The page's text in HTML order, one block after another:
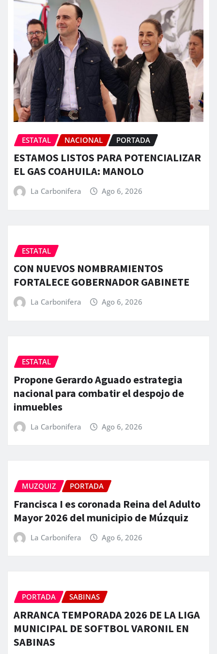
ESTATAL NACIONAL PORTADA
ESTAMOS LISTOS PARA POTENCIALIZAR
EL GAS COAHUILA: MANOLO
La Carbonifera Ago 6, 2026
ESTATAL
CON NUEVOS NOMBRAMIENTOS
FORTALECE GOBERNADOR GABINETE
La Carbonifera Ago 6, 2026
ESTATAL
Propone Gerardo Aguado estrategia
nacional para combatir el despojo de
inmuebles
La Carbonifera Ago 6, 2026
MUZQUIZ PORTADA
Francisca I es coronada Reina del Adulto
Mayor 2026 del municipio de Múzquiz
La Carbonifera Ago 6, 2026
PORTADA SABINAS
ARRANCA TEMPORADA 2026 DE LA LIGA
MUNICIPAL DE SOFTBOL VARONIL EN
SABINAS